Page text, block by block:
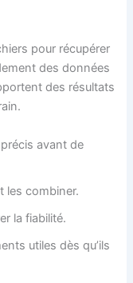
pour récupérer
des données
des résultats
avant de
les combiner.
la fiabilité.
utiles dès qu’ils